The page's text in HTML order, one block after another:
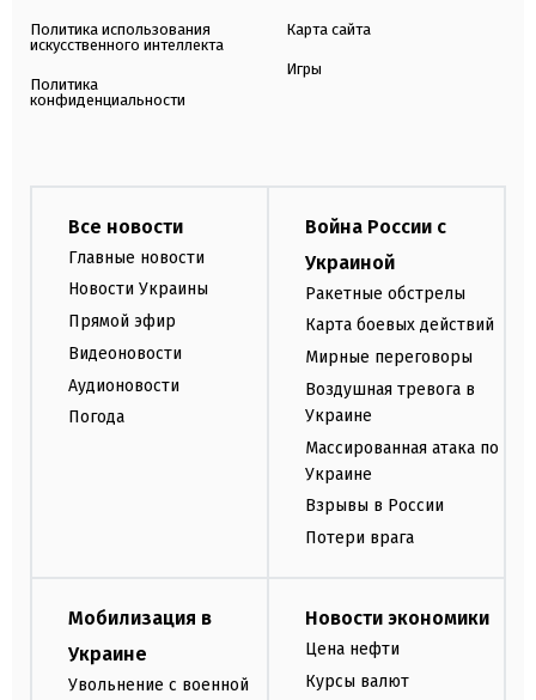
Политика использования
искусственного интеллекта
Политика
конфиденциальности
Карта сайта
Игры
Все новости
Главные новости
Новости Украины
Прямой эфир
Видеоновости
Аудионовости
Погода
Война России с
Украиной
Ракетные обстрелы
Карта боевых действий
Мирные переговоры
Воздушная тревога в
Украине
Массированная атака по
Украине
Взрывы в России
Потери врага
Мобилизация в
Украине
Увольнение с военной
Новости экономики
Цена нефти
Курсы валют